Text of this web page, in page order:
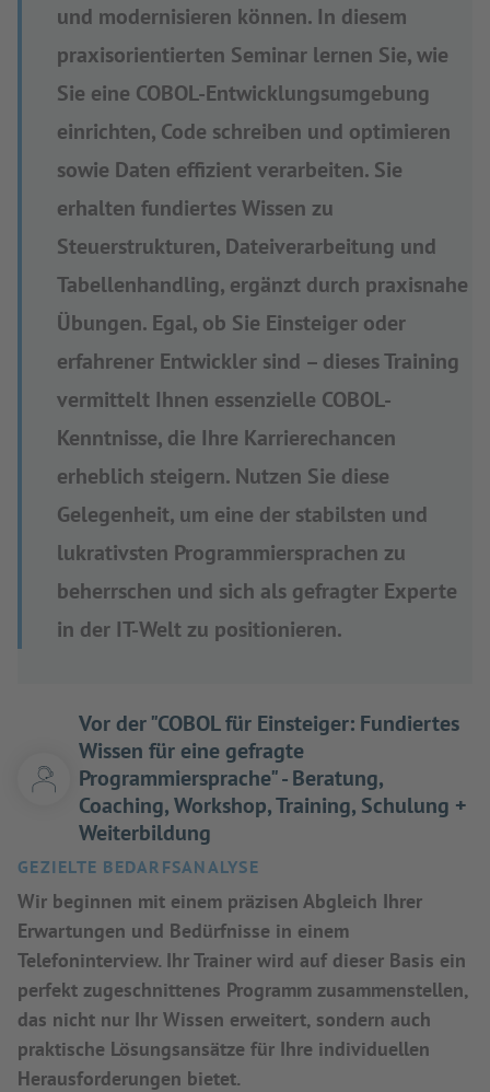
und modernisieren können. In diesem
praxisorientierten Seminar lernen Sie, wie
Sie eine COBOL-Entwicklungsumgebung
einrichten, Code schreiben und optimieren
sowie Daten effizient verarbeiten. Sie
erhalten fundiertes Wissen zu
Steuerstrukturen, Dateiverarbeitung und
Tabellenhandling, ergänzt durch praxisnahe
Übungen. Egal, ob Sie Einsteiger oder
erfahrener Entwickler sind – dieses Training
vermittelt Ihnen essenzielle COBOL-
Kenntnisse, die Ihre Karrierechancen
erheblich steigern. Nutzen Sie diese
Gelegenheit, um eine der stabilsten und
lukrativsten Programmiersprachen zu
beherrschen und sich als gefragter Experte
in der IT-Welt zu positionieren.
Vor der "COBOL für Einsteiger: Fundiertes
Wissen für eine gefragte
Programmiersprache" - Beratung,
Coaching, Workshop, Training, Schulung +
Weiterbildung
GEZIELTE BEDARFSANALYSE
Wir beginnen mit einem präzisen Abgleich Ihrer
Erwartungen und Bedürfnisse in einem
Telefoninterview. Ihr Trainer wird auf dieser Basis ein
perfekt zugeschnittenes Programm zusammenstellen,
das nicht nur Ihr Wissen erweitert, sondern auch
praktische Lösungsansätze für Ihre individuellen
Herausforderungen bietet.